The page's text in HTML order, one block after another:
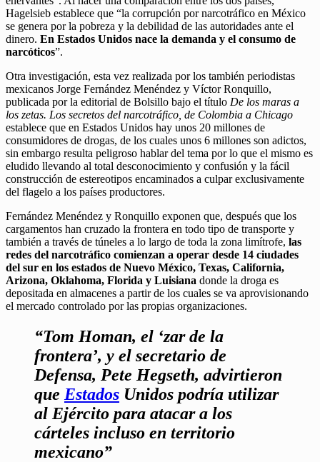
Hagelsieb establece que “la corrupción por narcotráfico en México
se genera por la pobreza y la debilidad de las autoridades ante el
dinero. En Estados Unidos nace la demanda y el consumo de
narcóticos”.
Otra investigación, esta vez realizada por los también periodistas
mexicanos Jorge Fernández Menéndez y Víctor Ronquillo,
publicada por la editorial de Bolsillo bajo el título De los maras a
los zetas. Los secretos del narcotráfico, de Colombia a Chicago
establece que en Estados Unidos hay unos 20 millones de
consumidores de drogas, de los cuales unos 6 millones son adictos,
sin embargo resulta peligroso hablar del tema por lo que el mismo es
eludido llevando al total desconocimiento y confusión y la fácil
construcción de estereotipos encaminados a culpar exclusivamente
del flagelo a los países productores.
Fernández Menéndez y Ronquillo exponen que, después que los
cargamentos han cruzado la frontera en todo tipo de transporte y
también a través de túneles a lo largo de toda la zona limítrofe, las
redes del narcotráfico comienzan a operar desde 14 ciudades
del sur en los estados de Nuevo México, Texas, California,
Arizona, Oklahoma, Florida y Luisiana donde la droga es
depositada en almacenes a partir de los cuales se va aprovisionando
el mercado controlado por las propias organizaciones.
“Tom Homan, el ‘zar de la
frontera’, y el secretario de
Defensa, Pete Hegseth, advirtieron
que Estados Unidos podría utilizar
al Ejército para atacar a los
cárteles incluso en territorio
mexicano”